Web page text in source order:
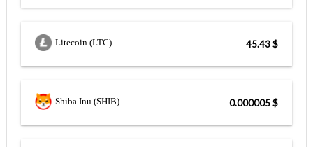
Litecoin (LTC) $ 45.43
Shiba Inu (SHIB) $ 0.000005